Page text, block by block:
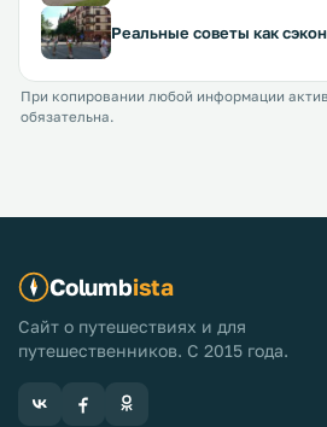
Реальные советы как
При копировании любой информации
обязательна.
Columbista
Сайт о путешествиях и для
путешественников. С 2015 года.